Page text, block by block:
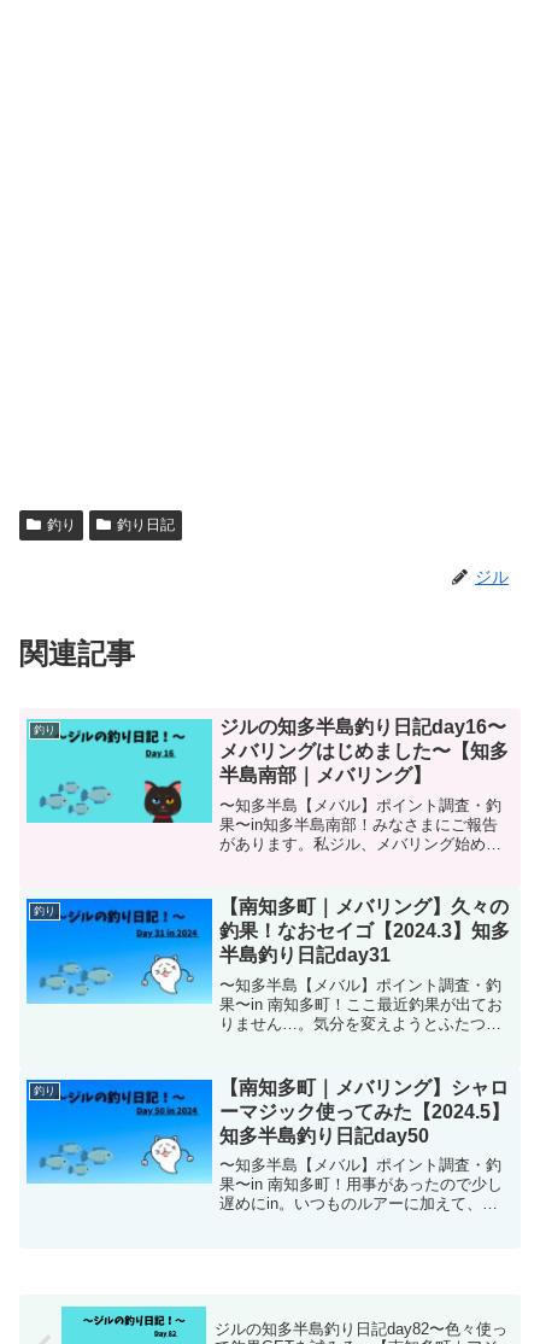
釣り 釣り日記
ジル
関連記事
釣り
ジルの知多半島釣り日記day16〜
メバリングはじめました〜【知多
半島南部｜メバリング】
〜知多半島【メバル】ポイント調査・釣
果〜in知多半島南部！みなさまにご報告
があります。私ジル、メバリング始めま
釣り
【南知多町｜メバリング】久々の
釣果！なおセイゴ【2024.3】知多
半島釣り日記day31
〜知多半島【メバル】ポイント調査・釣
果〜in 南知多町！ここ最近釣果が出てお
りません…。気分を変えようとふたつほ
したが釣果が得られました！
釣り
【南知多町｜メバリング】シャロ
ーマジック使ってみた【2024.5】
知多半島釣り日記day50
〜知多半島【メバル】ポイント調査・釣
果〜in 南知多町！用事があったので少し
遅めにin。いつものルアーに加えて、シ
ジルの知多半島釣り日記day82〜色々使っ